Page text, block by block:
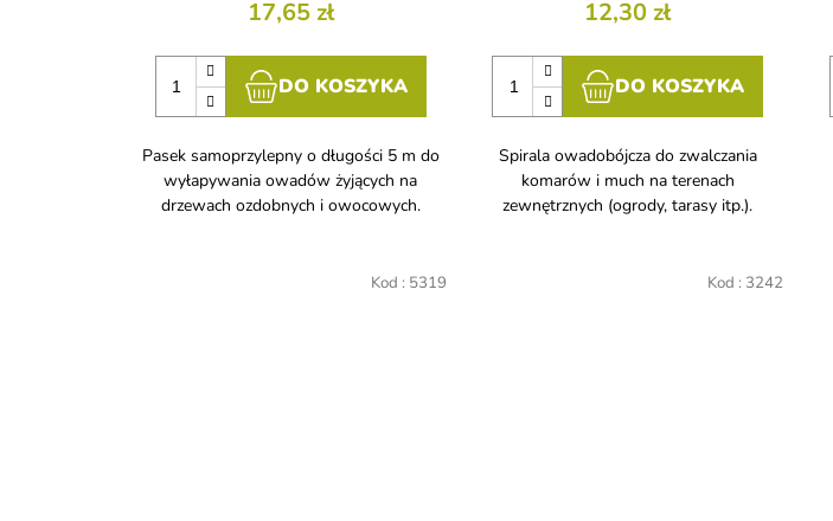
17,65 zł
DO KOSZYKA
Pasek samoprzylepny o długości 5 m do
wyłapywania owadów żyjących na
drzewach ozdobnych i owocowych.
12,30 zł
DO KOSZYKA
Spirala owadobójcza do zwalczania
komarów i much na terenach
zewnętrznych (ogrody, tarasy itp.).
Kod : 5319 Kod : 3242